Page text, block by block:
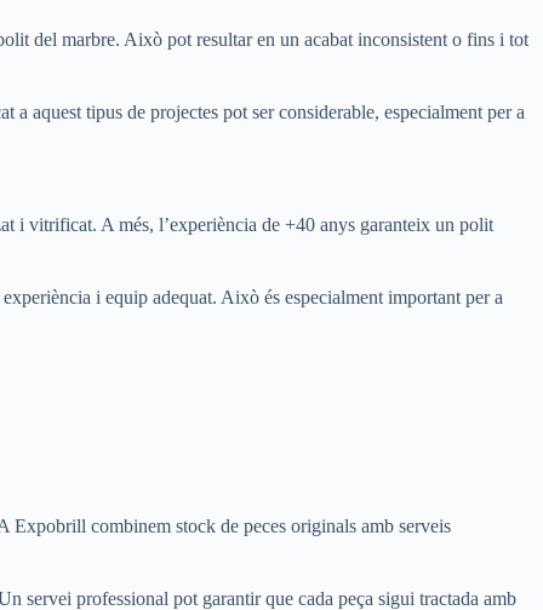
del marbre. Això pot resultar en un acabat inconsistent o fins i tot
a aquest tipus de projectes pot ser considerable, especialment per a
i vitrificat. A més, l’experiència de +40 anys garanteix un polit
i equip adequat. Això és especialment important per a
Expobrill combinem stock de peces originals amb serveis
servei professional pot garantir que cada peça sigui tractada amb